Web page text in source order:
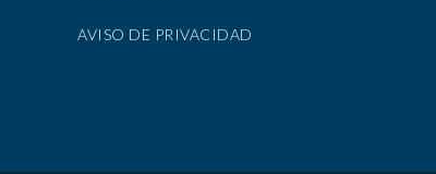
AVISO DE PRIVACIDAD